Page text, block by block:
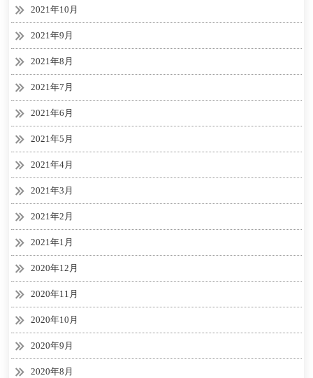
2021年10月
2021年9月
2021年8月
2021年7月
2021年6月
2021年5月
2021年4月
2021年3月
2021年2月
2021年1月
2020年12月
2020年11月
2020年10月
2020年9月
2020年8月